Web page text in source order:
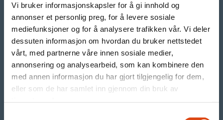
Vi bruker informasjonskapsler for å gi innhold og
annonser et personlig preg, for å levere sosiale
mediefunksjoner og for å analysere trafikken vår. Vi deler
dessuten informasjon om hvordan du bruker nettstedet
vårt, med partnerne våre innen sosiale medier,
annonsering og analysearbeid, som kan kombinere den
med annen informasjon du har gjort tilgjengelig for dem,
eller som de har samlet inn gjennom din bruk av
©Parat
- din arbeidstakerorganisasjon i YS
Org.nr. 971 480 270
Parats presserom
RSS nyhetsstrøm